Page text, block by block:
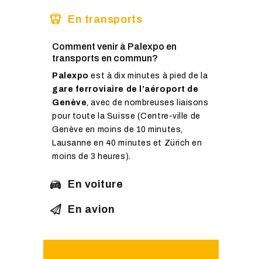
En transports
Comment venir à Palexpo en
transports en commun?
Palexpo est à dix minutes à pied de la
gare ferroviaire de l’aéroport de
Genève, avec de nombreuses liaisons
pour toute la Suisse (Centre-ville de
Genève en moins de 10 minutes,
Lausanne en 40 minutes et Zürich en
moins de 3 heures).
En voiture
En avion